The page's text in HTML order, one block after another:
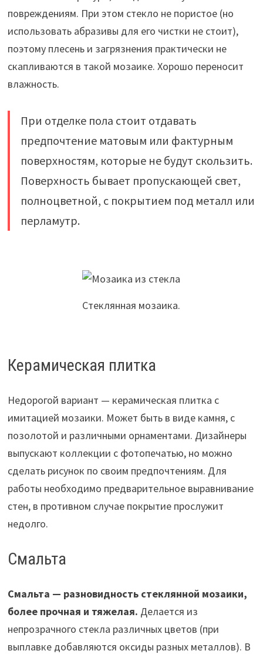
повреждениям. При этом стекло не пористое (но
использовать абразивы для его чистки не стоит),
поэтому плесень и загрязнения практически не
скапливаются в такой мозаике. Хорошо переносит
влажность.
При отделке пола стоит отдавать
предпочтение матовым или фактурным
поверхностям, которые не будут скользить.
Поверхность бывает пропускающей свет,
полноцветной, с покрытием под металл или
перламутр.
Стеклянная мозаика.
Керамическая плитка
Недорогой вариант — керамическая плитка с
имитацией мозаики. Может быть в виде камня, с
позолотой и различными орнаментами. Дизайнеры
выпускают коллекции с фотопечатью, но можно
сделать рисунок по своим предпочтениям. Для
работы необходимо предварительное выравнивание
стен, в противном случае покрытие прослужит
недолго.
Смальта
Смальта — разновидность стеклянной мозаики,
более прочная и тяжелая. Делается из
непрозрачного стекла различных цветов (при
выплавке добавляются оксиды разных металлов). В